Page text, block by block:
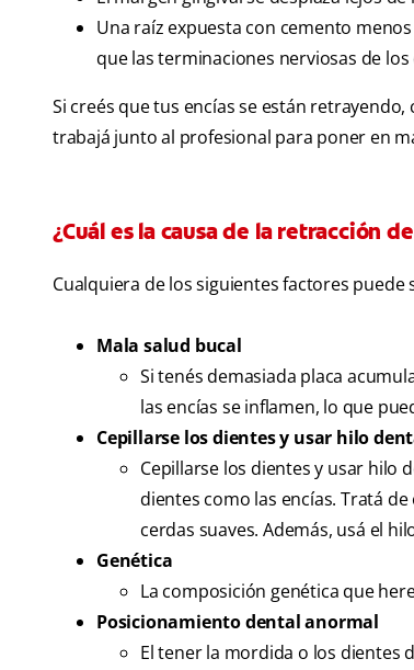
Una raíz expuesta con cemento
que las terminaciones nerviosas de
Si creés que tus encías se están
trabajá junto al profesional para poner en
¿Cuál es la causa de la retracción
Cualquiera de los siguientes factores
Mala salud bucal
Si tenés demasiada placa
las encías se inflamen, lo que
Cepillarse los dientes y usar hilo
Cepillarse los dientes y usar hilo
dientes como las encías. Tratá
cerdas suaves. Además, usá el
Genética
La composición genética que
Posicionamiento dental anormal
El tener la mordida o los dientes